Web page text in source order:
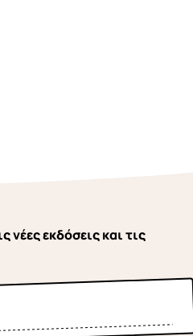
νέες εκδόσεις και τις